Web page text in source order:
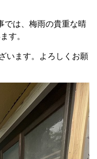
では、梅雨の貴重な晴
す。
います。よろしくお願